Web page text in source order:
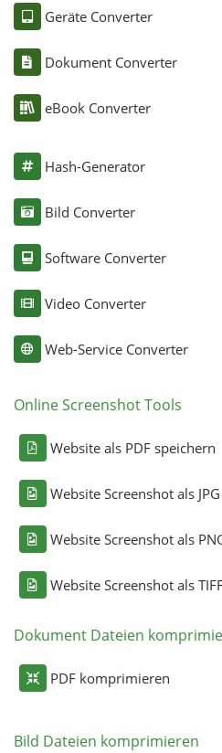
Geräte Converter
Dokument Converter
eBook Converter
Hash-Generator
Bild Converter
Software Converter
Video Converter
Web-Service Converter
Online Screenshot Tools
Website als PDF speichern
Website Screenshot als
Website Screenshot als
Website Screenshot als
Dokument Dateien
PDF komprimieren
Bild Dateien komprimieren